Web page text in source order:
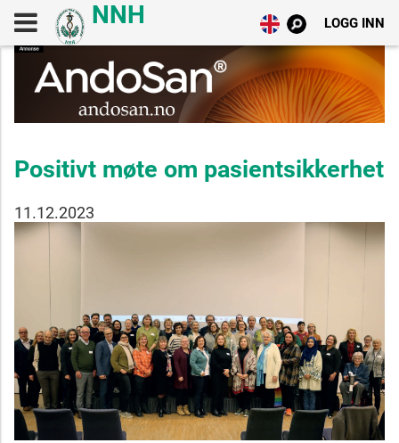
LOGG INN
Positivt møte om pasientsikkerhet
11.12.2023